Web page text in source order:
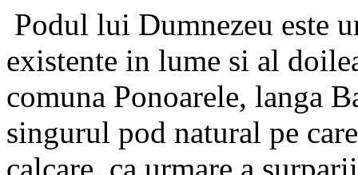
Podul lui Dumnezeu este
existente in lume si al
comuna Ponoarele, langa
singurul pod natural pe
calcare, ca urmare a